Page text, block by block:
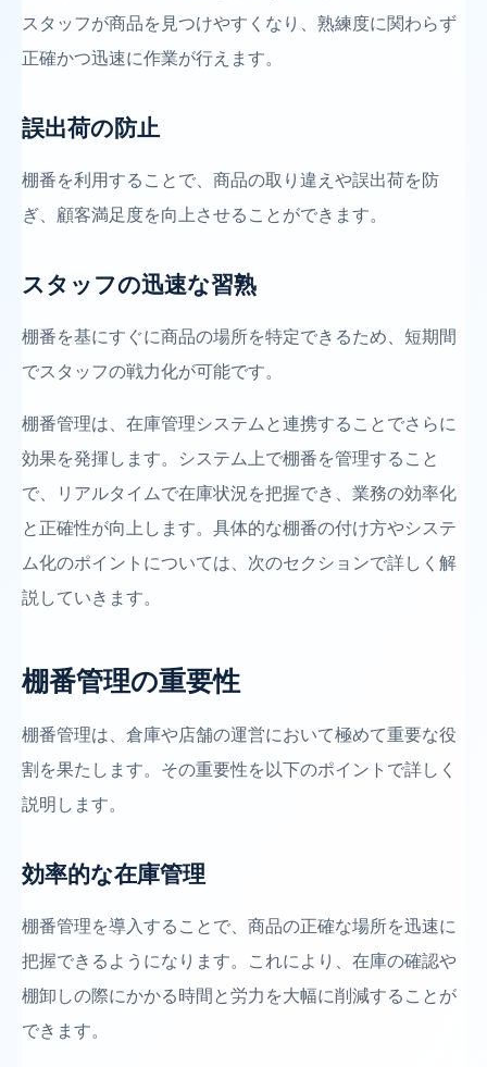
スタッフが商品を見つけやすくなり、熟練度に関わらず
正確かつ迅速に作業が行えます。
誤出荷の防止
棚番を利用することで、商品の取り違えや誤出荷を防
ぎ、顧客満足度を向上させることができます。
スタッフの迅速な習熟
棚番を基にすぐに商品の場所を特定できるため、短期間
でスタッフの戦力化が可能です。
棚番管理は、在庫管理システムと連携することでさらに
効果を発揮します。システム上で棚番を管理すること
で、リアルタイムで在庫状況を把握でき、業務の効率化
と正確性が向上します。具体的な棚番の付け方やシステ
ム化のポイントについては、次のセクションで詳しく解
説していきます。
棚番管理の重要性
棚番管理は、倉庫や店舗の運営において極めて重要な役
割を果たします。その重要性を以下のポイントで詳しく
説明します。
効率的な在庫管理
棚番管理を導入することで、商品の正確な場所を迅速に
把握できるようになります。これにより、在庫の確認や
棚卸しの際にかかる時間と労力を大幅に削減することが
できます。